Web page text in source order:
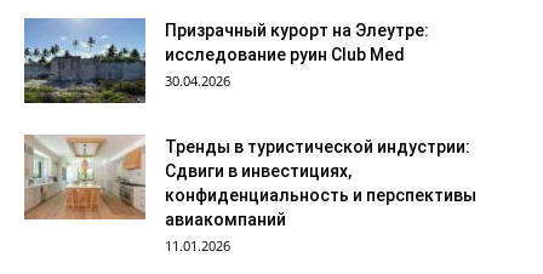
Призрачный курорт на Элеутре:
исследование руин Club Med
30.04.2026
Тренды в туристической индустрии:
Сдвиги в инвестициях,
конфиденциальность и перспективы
авиакомпаний
11.01.2026